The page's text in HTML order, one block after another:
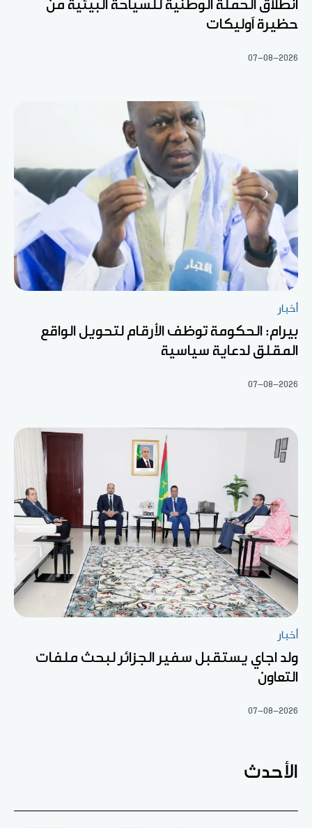
انطلاق الحملة الوطنية للسياحة البيئية من
حظيرة آوليكات
07-08-2026
أخبار
بيرام: الحكومة توظف الأرقام لتحويل الواقع
المقلق لدعاية سياسية
07-08-2026
أخبار
ولد اجاي يستقبل سفير الجزائر لبحث ملفات
التعاون
07-08-2026
الأحدث